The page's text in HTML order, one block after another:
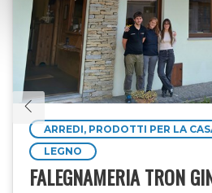
ARREDI, PRODOTTI PER LA
LEGNO
FALEGNAMERIA TRON